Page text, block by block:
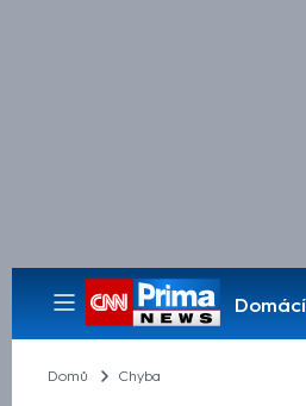
Domácí
Pořady
Domů Chyba